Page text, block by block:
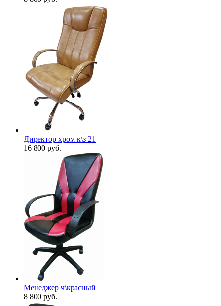
Директор хром к\з 21
16 800 руб.
Менеджер ч\красный
8 800 руб.